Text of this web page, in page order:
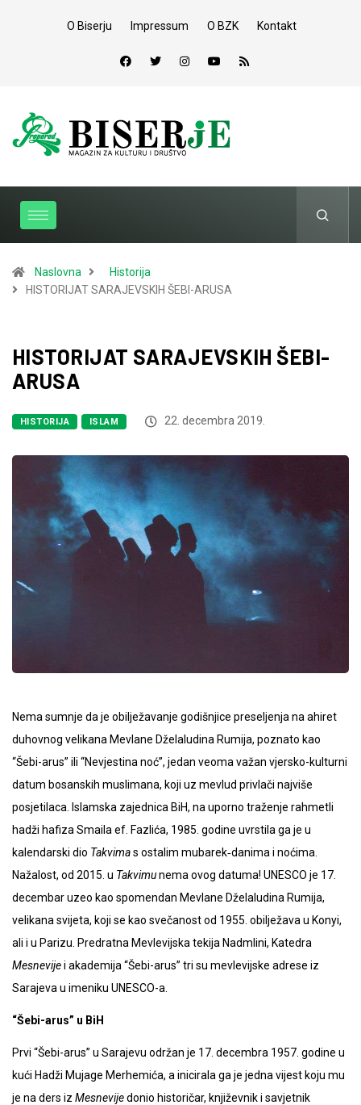
O Biserju Impressum O BZK Kontakt
Naslovna
Historija
HISTORIJAT SARAJEVSKIH ŠEBI-ARUSA
HISTORIJAT SARAJEVSKIH ŠEBI-
ARUSA
HISTORIJA ISLAM 22. decembra 2019.
Nema sumnje da je obilježavanje godišnjice preseljenja na ahiret
duhovnog velikana Mevlane Dželaludina Rumija, poznato kao
“Šebi-arus” ili “Nevjestina noć”, jedan veoma važan vjersko-kulturni
datum bosanskih muslimana, koji uz mevlud privlači najviše
posjetilaca. Islamska zajednica BiH, na uporno traženje rahmetli
hadži hafiza Smaila ef. Fazlića, 1985. godine uvrstila ga je u
kalendarski dio Takvimas ostalim mubarek‑danima i noćima.
Nažalost, od 2015. u Takvimunema ovog datuma! UNESCO je 17.
decembar uzeo kao spomendan Mevlane Dželaludina Rumija,
velikana svijeta, koji se kao svečanost od 1955. obilježava u Konyi,
ali i u Parizu. Predratna Mevlevijska tekija Nadmlini, Katedra
Mesnevijei akademija “Šebi-arus” tri su mevlevijske adrese iz
Sarajeva u imeniku UNESCO-a.
“Šebi-arus” u BiH
Prvi “Šebi-arus” u Sarajevu održan je 17. decembra 1957. godine u
kući Hadži Mujage Merhemića, a inicirala ga je jedna vijest koju mu
je na ders iz Mesnevijedonio historičar, književnik i savjetnik